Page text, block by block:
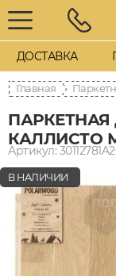
ДОСТАВКА
Главная
ПАРКЕТНАЯ
КАЛЛИСТО
Артикул:
В НАЛИЧИИ